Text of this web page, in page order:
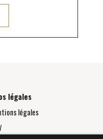
légales
légales